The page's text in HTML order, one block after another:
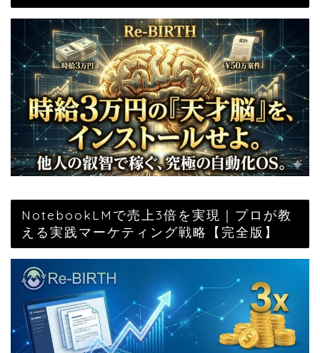
NotebookLMで売上3倍を実現｜プロが教
える実践マーケティング戦略【完全版】